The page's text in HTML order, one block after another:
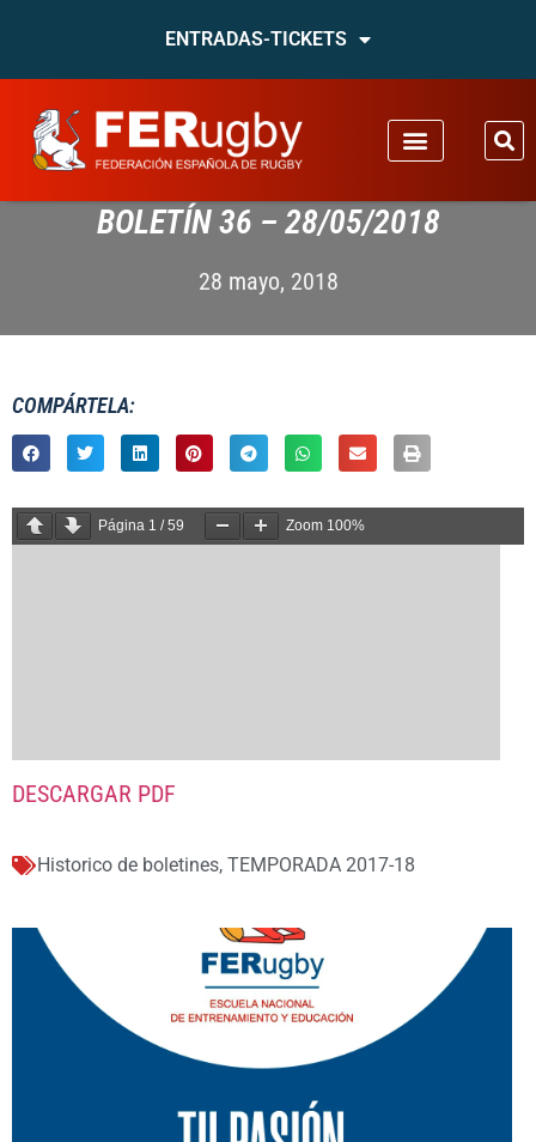
ENTRADAS-TICKETS
BOLETÍN 36 – 28/05/2018
28 mayo, 2018
COMPÁRTELA:
Página 1 /59 Zoom 100%
DESCARGAR PDF
Historico de boletines, TEMPORADA 2017-18